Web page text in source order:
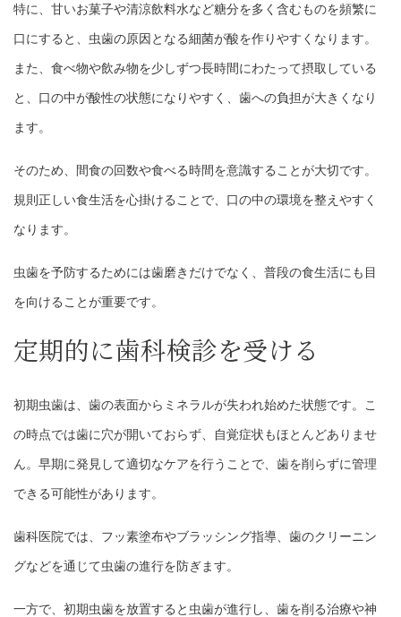
特に、甘いお菓子や清涼飲料水など糖分を多く含むものを頻繁に
口にすると、虫歯の原因となる細菌が酸を作りやすくなります。
また、食べ物や飲み物を少しずつ長時間にわたって摂取している
と、口の中が酸性の状態になりやすく、歯への負担が大きくなり
ます。
そのため、間食の回数や食べる時間を意識することが大切です。
規則正しい食生活を心掛けることで、口の中の環境を整えやすく
なります。
虫歯を予防するためには歯磨きだけでなく、普段の食生活にも目
を向けることが重要です。
定期的に歯科検診を受ける
初期虫歯は、歯の表面からミネラルが失われ始めた状態です。こ
の時点では歯に穴が開いておらず、自覚症状もほとんどありませ
ん。早期に発見して適切なケアを行うことで、歯を削らずに管理
できる可能性があります。
歯科医院では、フッ素塗布やブラッシング指導、歯のクリーニン
グなどを通じて虫歯の進行を防ぎます。
一方で、初期虫歯を放置すると虫歯が進行し、歯を削る治療や神